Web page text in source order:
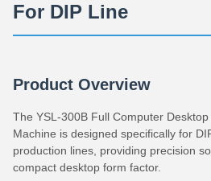
For DIP Line
Product Overview
The YSL-300B Full Computer
Machine is designed specifically for
production lines, providing precision
compact desktop form factor.